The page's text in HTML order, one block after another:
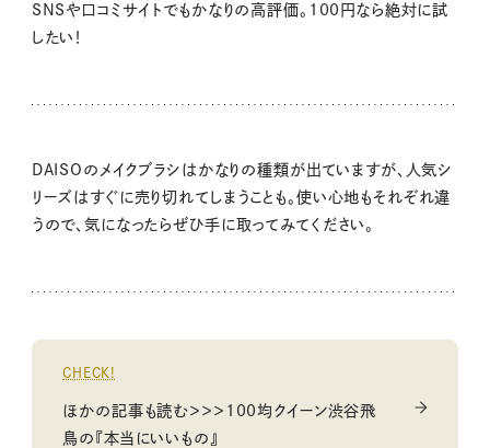
SNSや口コミサイトでもかなりの高評価。100円なら絶対に試
したい！
DAISOのメイクブラシはかなりの種類が出ていますが、人気シ
リーズはすぐに売り切れてしまうことも。使い心地もそれぞれ違
うので、気になったらぜひ手に取ってみてください。
CHECK!
ほかの記事も読む＞＞＞100均クイーン渋谷飛
鳥の『本当にいいもの』